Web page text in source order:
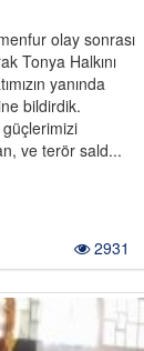
olay sonrası
Tonya Halkını
yanında
bildirdik.
ve terör sald...
2931